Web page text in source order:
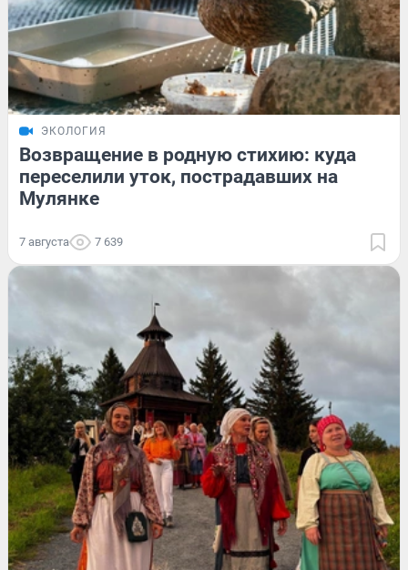
ЭКОЛОГИЯ
Возвращение в родную стихию: куда
переселили уток, пострадавших на
Мулянке
7 августа 7 639